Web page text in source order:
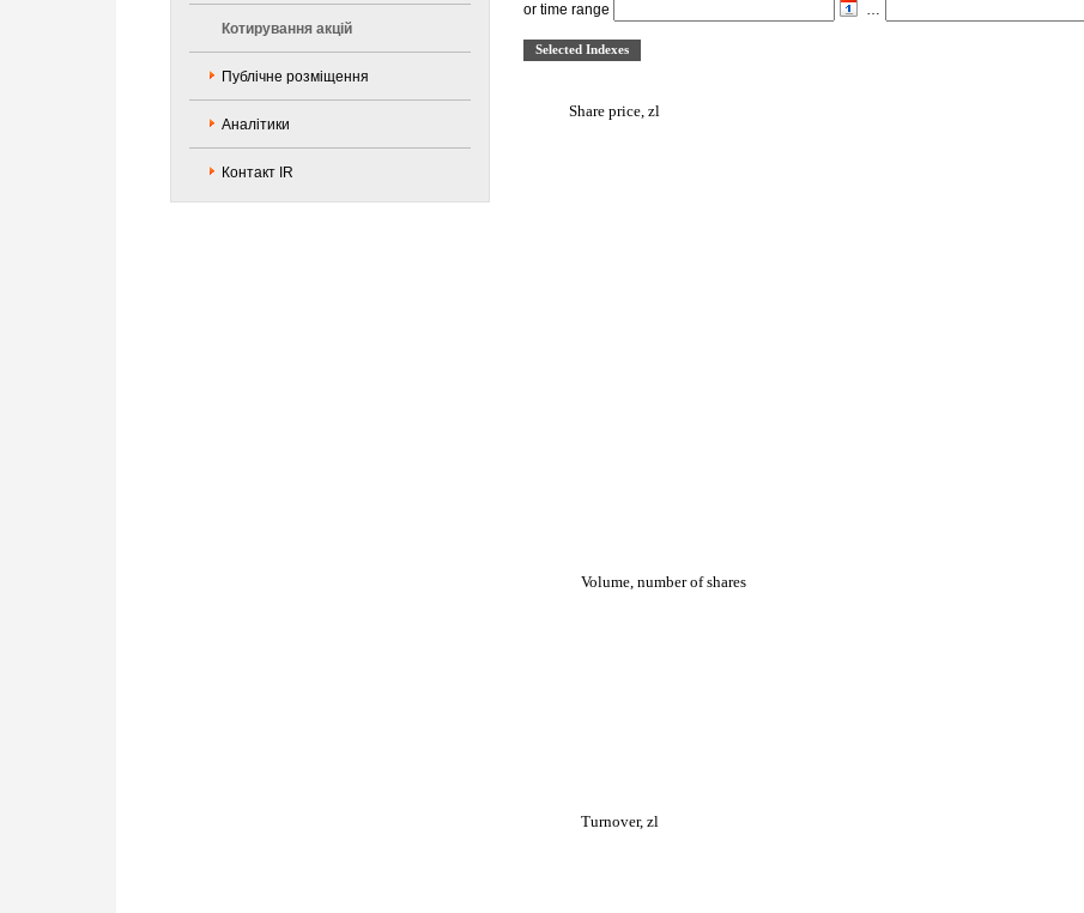
Котирування акцій
Публічне розміщення
Аналітики
Контакт IR
or time range …
Share price, zl
Volume, number of shares
Turnover, zl